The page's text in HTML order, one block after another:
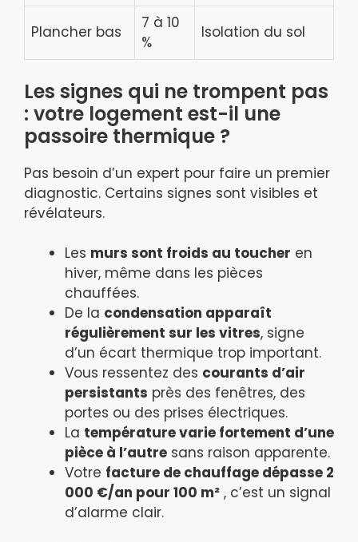
Plancher bas
7 à 10
%
Isolation du sol
Les signes qui ne trompent pas
: votre logement est-il une
passoire thermique ?
Pas besoin d’un expert pour faire un premier
diagnostic. Certains signes sont visibles et
révélateurs.
Les murs sont froids au toucher en
hiver, même dans les pièces
chauffées.
De la condensation apparaît
régulièrement sur les vitres, signe
d’un écart thermique trop important.
Vous ressentez des courants d’air
persistants près des fenêtres, des
portes ou des prises électriques.
La température varie fortement d’une
pièce à l’autre sans raison apparente.
Votre facture de chauffage dépasse 2
000 €/an pour 100 m² , c’est un signal
d’alarme clair.